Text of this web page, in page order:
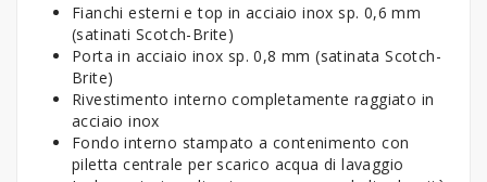
Fianchi esterni e top in acciaio inox sp. 0,6 mm
(satinati Scotch-Brite)
Porta in acciaio inox sp. 0,8 mm (satinata Scotch-
Brite)
Rivestimento interno completamente raggiato in
acciaio inox
Fondo interno stampato a contenimento con
piletta centrale per scarico acqua di lavaggio